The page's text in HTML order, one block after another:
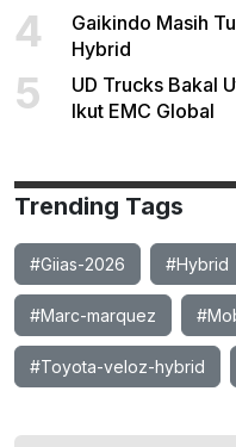
4
Gaikindo Masih
Hybrid
5
UD Trucks Bakal
Ikut EMC Global
Trending Tags
#Giias-2026 #Hybrid
#Marc-marquez
#Toyota-veloz-hybrid